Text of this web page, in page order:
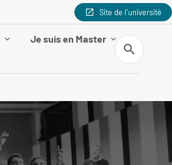
Site de l'université
Je suis en Master
Recherche